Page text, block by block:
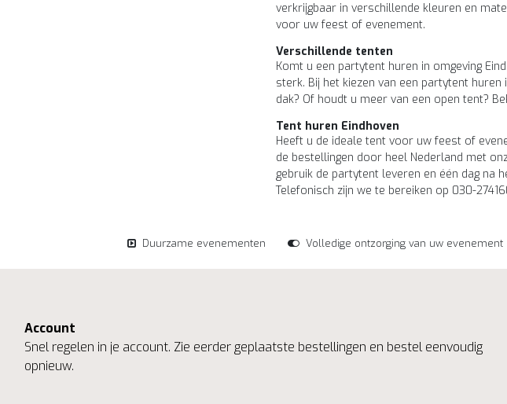
verkrijgbaar in verschillende kleuren en
voor uw feest of evenement.
Verschillende tenten
Komt u een partytent huren in omgeving
sterk. Bij het kiezen van een partytent
dak? Of houdt u meer van een open tent?
Tent huren Eindhoven
Heeft u de ideale tent voor uw feest of
de bestellingen door heel Nederland met
gebruik de partytent leveren en één dag na
Telefonisch zijn we te bereiken op 030-
Duurzame evenementen Volledige ontzorging van uw evenement
Account
Snel regelen in je account. Zie eerder geplaatste bestellingen en bestel eenvoudig
opnieuw.